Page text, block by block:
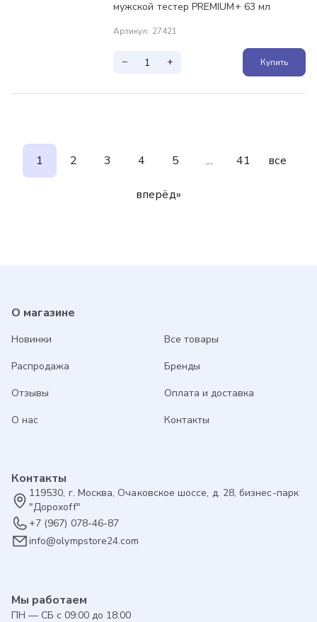
мужской тестер PREMIUM+ 63 мл
Артикул: 27421
− + Купить
1 2 3 4 5 ... 41 все
вперёд»
О магазине
Новинки
Все товары
Распродажа
Бренды
Отзывы
Оплата и доставка
О нас
Контакты
Контакты
119530, г. Москва, Очаковское шоссе, д. 28, бизнес-парк
"Дорохоff"
+7 (967) 078-46-87
info@olympstore24.com
Мы работаем
ПН — СБ с 09:00 до 18:00